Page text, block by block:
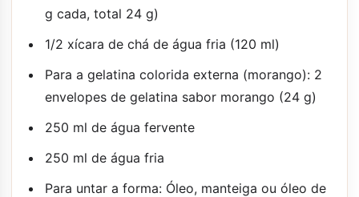
g cada, total 24 g)
1/2 xícara de chá de água fria (120 ml)
Para a gelatina colorida externa (morango): 2
envelopes de gelatina sabor morango (24 g)
250 ml de água fervente
250 ml de água fria
Para untar a forma: Óleo, manteiga ou óleo de